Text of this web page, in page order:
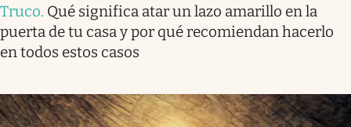
Truco. Qué significa atar un lazo amarillo en la
puerta de tu casa y por qué recomiendan hacerlo
en todos estos casos